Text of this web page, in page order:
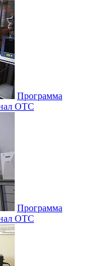
Программа
ОТС
Программа
ОТС